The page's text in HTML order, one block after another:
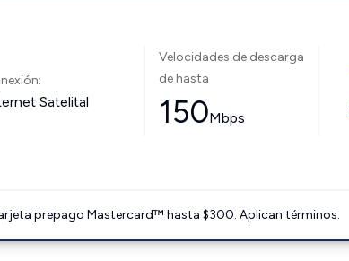
Satelital
Velocidades de descarga
de hasta
150Mbps
prepago Mastercard™ hasta $300. Aplican términos.